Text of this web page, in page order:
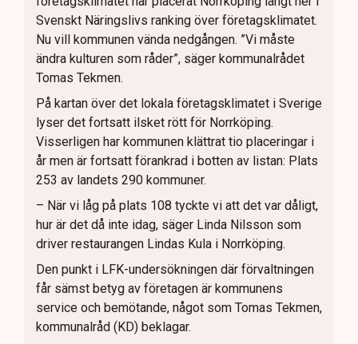
Svenskt Näringslivs ranking över företagsklimatet.
Nu vill kommunen vända nedgången. ”Vi måste
ändra kulturen som råder”, säger kommunalrådet
Tomas Tekmen.
På kartan över det lokala företagsklimatet i Sverige
lyser det fortsatt ilsket rött för Norrköping.
Visserligen har kommunen klättrat tio placeringar i
år men är fortsatt förankrad i botten av listan: Plats
253 av landets 290 kommuner.
– När vi låg på plats 108 tyckte vi att det var dåligt,
hur är det då inte idag, säger Linda Nilsson som
driver restaurangen Lindas Kula i Norrköping.
Den punkt i LFK-undersökningen där förvaltningen
får sämst betyg av företagen är kommunens
service och bemötande, något som Tomas Tekmen,
kommunalråd (KD) beklagar.